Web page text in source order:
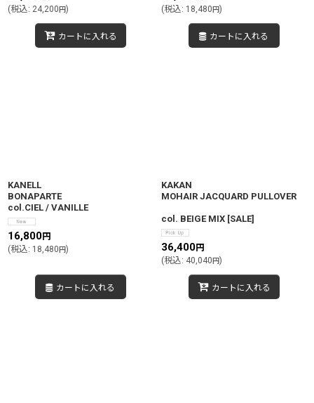
(税込: 24,200円)
カートに入れる
(税込: 18,480円)
カートに入れる
KANELL
BONAPARTE
col.CIEL / VANILLE
16,800円
(税込: 18,480円)
カートに入れる
KAKAN
MOHAIR JACQUARD PULLOVER
col. BEIGE MIX [SALE]
36,400円
(税込: 40,040円)
カートに入れる